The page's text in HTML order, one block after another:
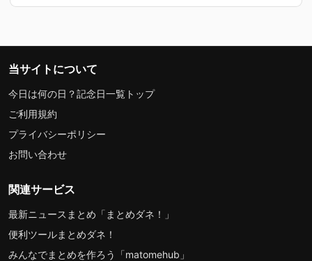
当サイトについて
今日は何の日？記念日一覧トップ
ご利用規約
プライバシーポリシー
お問い合わせ
関連サービス
最新ニュースまとめ「まとめダネ！」
便利ツールまとめダネ！
みんなでまとめを作ろう「matomehub」